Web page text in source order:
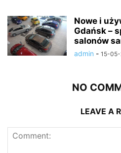
Nowe i
Gdańsk –
salonów
admin - 15-
NO
LEAVE A